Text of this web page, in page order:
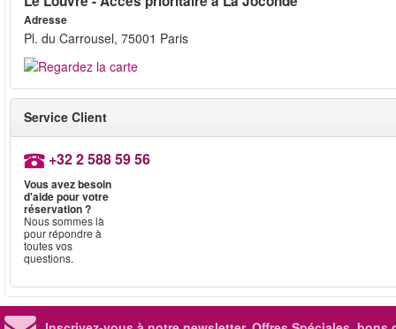
Adresse
Pl. du Carrousel, 75001 Paris
Service Client
+32 2 588 59 56
Vous avez besoin
d'aide pour votre
réservation ?
Nous sommes là
pour répondre à
toutes vos
questions.